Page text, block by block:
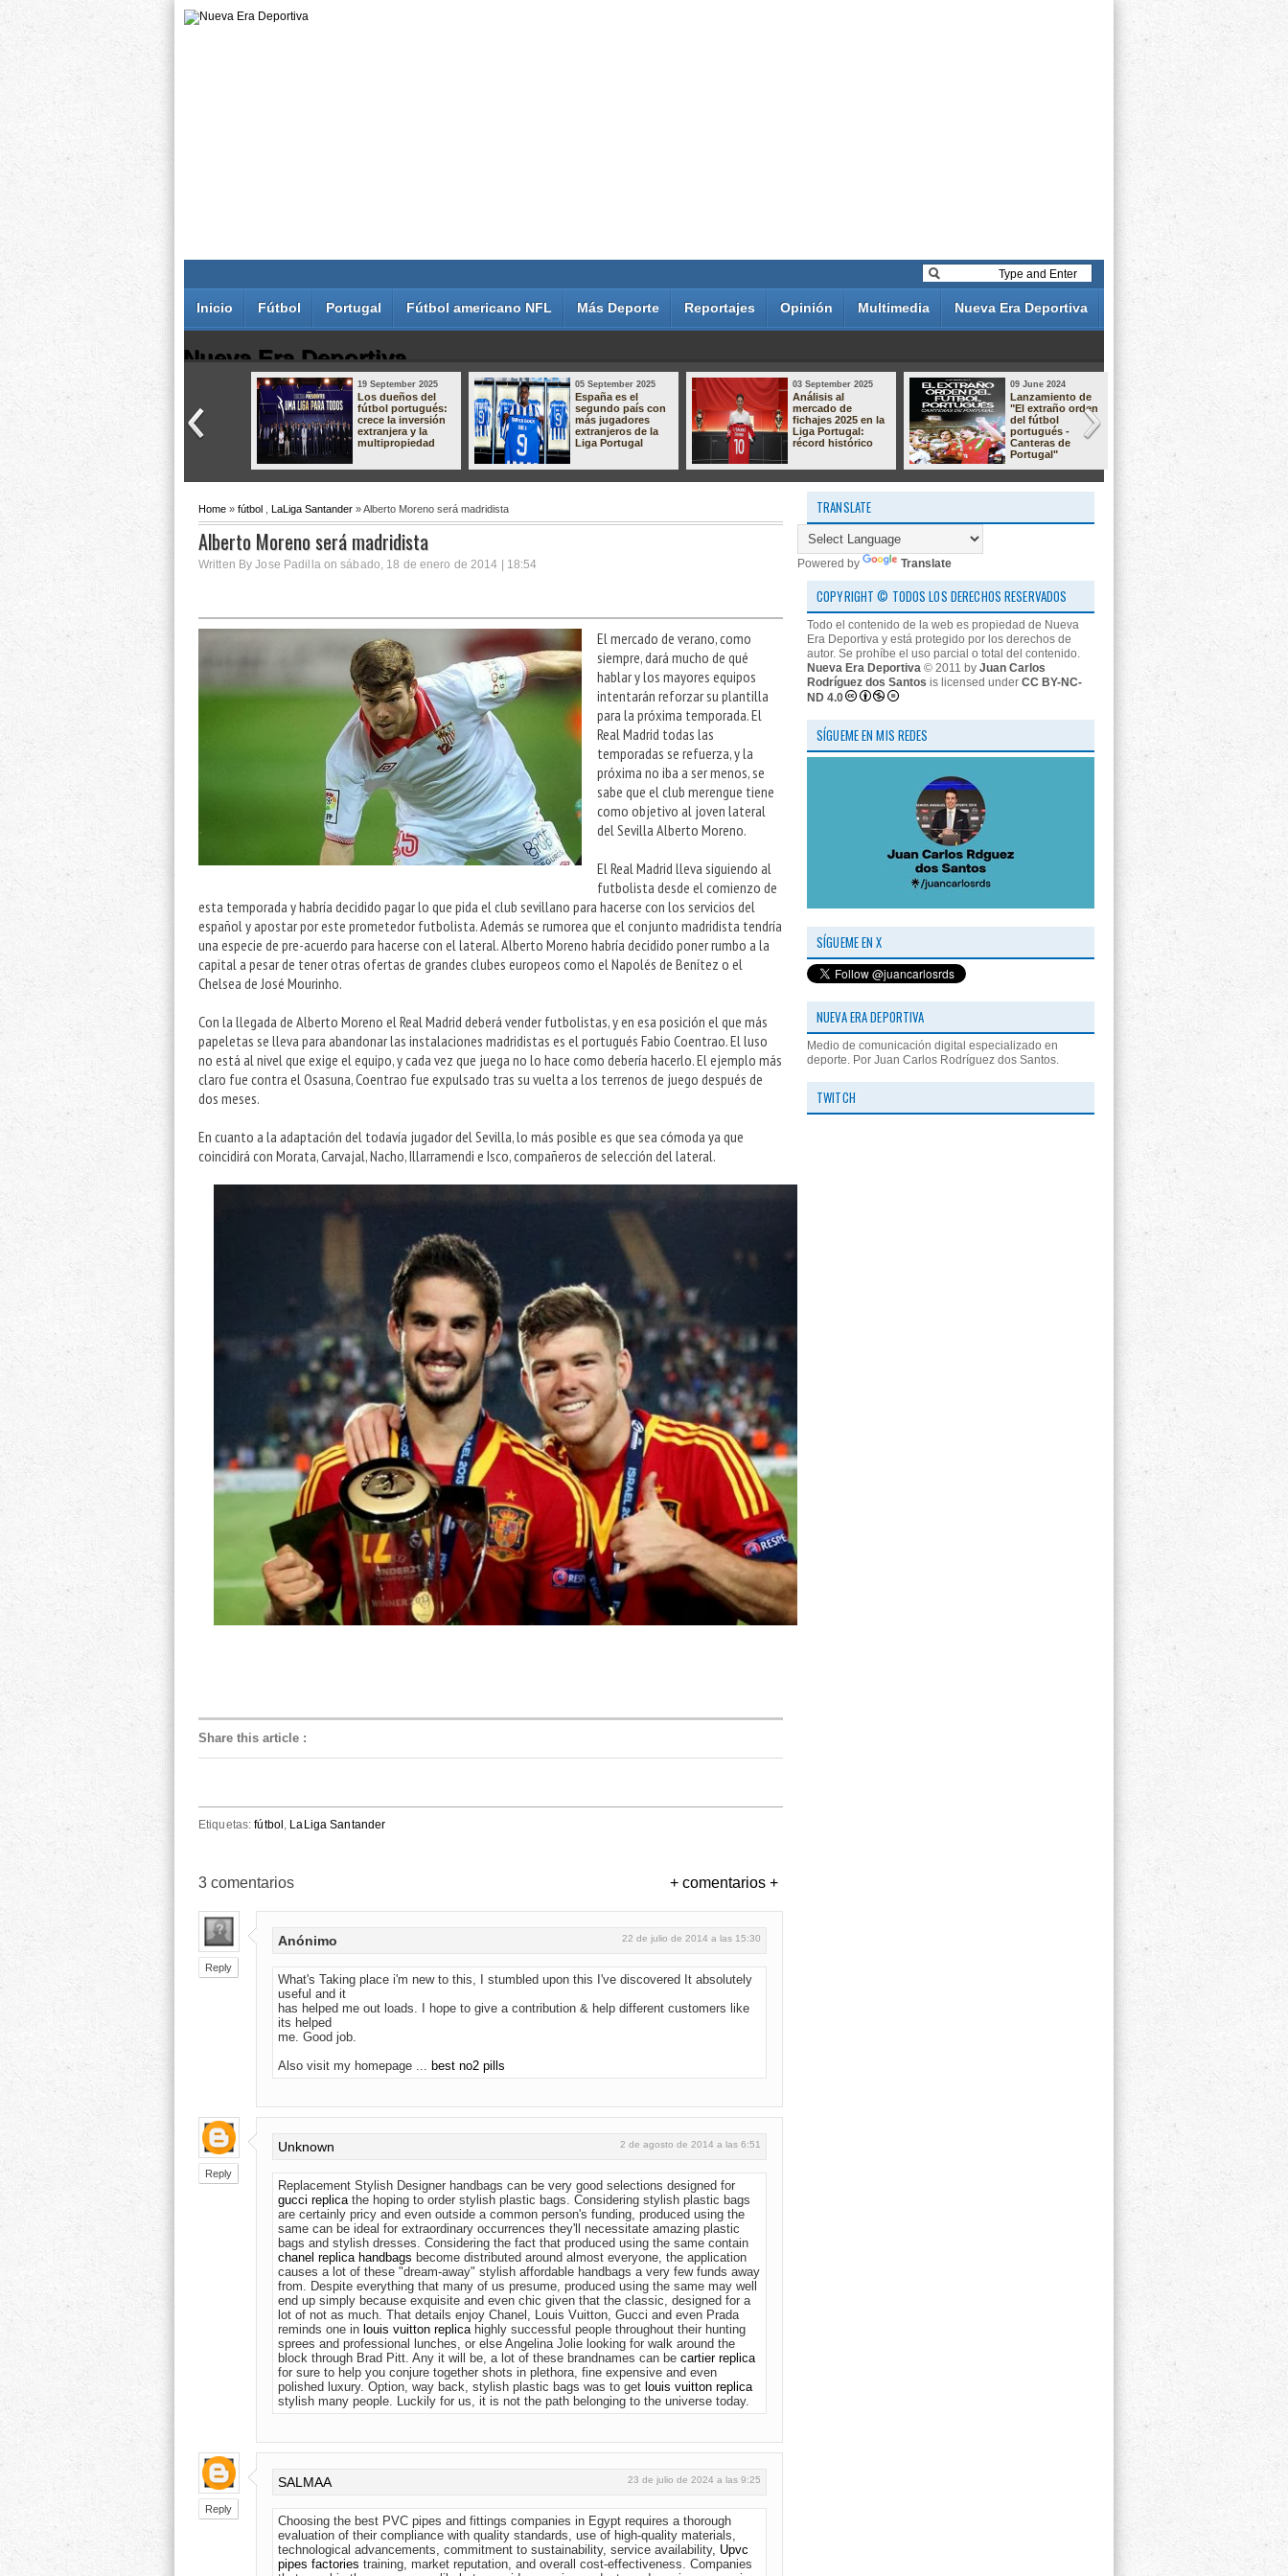
Inicio Fútbol Portugal Fútbol americano NFL Más Deporte Reportajes Opinión Multimedia Nueva Era Deportiva
Nueva Era Deportiva
Juan Carlos Rodríguez dos Santos
19 September 2025
Los dueños del
fútbol portugués:
crece la inversión
extranjera y la
multipropiedad
05 September 2025
España es el
segundo país con
más jugadores
extranjeros de la
Liga Portugal
03 September 2025
Análisis al
mercado de
fichajes 2025 en la
Liga Portugal:
récord histórico
09 June 2024
Lanzamiento de
"El extraño orden
del fútbol
portugués -
Canteras de
Portugal"
19 May 2024
Análisis de
Liga
23/24:
Home » fútbol LaLiga Santander » Alberto Moreno será madridista
Alberto Moreno será madridista
Written By Jose Padilla on sábado, 18 de enero de 2014 | 18:54
El mercado de verano, como
siempre, dará mucho de qué
hablar y los mayores equipos
intentarán reforzar su plantilla
para la próxima temporada. El
Real Madrid todas las
temporadas se refuerza, y la
próxima no iba a ser menos, se
sabe que el club merengue tiene
como objetivo al joven lateral
del Sevilla Alberto Moreno.
El Real Madrid lleva siguiendo al
futbolista desde el comienzo de
esta temporada y habría decidido pagar lo que pida el club sevillano para hacerse con los servicios del
español y apostar por este prometedor futbolista. Además se rumorea que el conjunto madridista tendría
una especie de pre-acuerdo para hacerse con el lateral. Alberto Moreno habría decidido poner rumbo a la
capital a pesar de tener otras ofertas de grandes clubes europeos como el Napolés de Benítez o el
Chelsea de José Mourinho.
Con la llegada de Alberto Moreno el Real Madrid deberá vender futbolistas, y en esa posición el que más
papeletas se lleva para abandonar las instalaciones madridistas es el portugués Fabio Coentrao. El luso
no está al nivel que exige el equipo, y cada vez que juega no lo hace como debería hacerlo. El ejemplo más
claro fue contra el Osasuna, Coentrao fue expulsado tras su vuelta a los terrenos de juego después de
dos meses.
En cuanto a la adaptación del todavía jugador del Sevilla, lo más posible es que sea cómoda ya que
coincidirá con Morata, Carvajal, Nacho, Illarramendi e Isco, compañeros de selección del lateral.
Share this article :
Etiquetas:fútbol , LaLiga Santander
+ comentarios +
3 comentarios
Reply
Anónimo 22 de julio de 2014 a las 15:30
What's Taking place i'm new to this, I stumbled upon this I've discovered It absolutely
useful and it
has helped me out loads. I hope to give a contribution & help different customers like
its helped
me. Good job.
Also visit my homepage ... best no2 pills
Reply
Unknown 2 de agosto de 2014 a las 6:51
Replacement Stylish Designer handbags can be very good selections designed for
gucci replicathe hoping to order stylish plastic bags. Considering stylish plastic bags
are certainly pricy and even outside a common person's funding, produced using the
same can be ideal for extraordinary occurrences they'll necessitate amazing plastic
bags and stylish dresses. Considering the fact that produced using the same contain
chanel replica handbags become distributed around almost everyone, the application
causes a lot of these "dream-away" stylish affordable handbags a very few funds away
from. Despite everything that many of us presume, produced using the same may well
end up simply because exquisite and even chic given that the classic, designed for a
lot of not as much. That details enjoy Chanel, Louis Vuitton, Gucci and even Prada
reminds one in louis vuitton replicahighly successful people throughout their hunting
sprees and professional lunches, or else Angelina Jolie looking for walk around the
block through Brad Pitt. Any it will be, a lot of these brandnames can be cartier replica
for sure to help you conjure together shots in plethora, fine expensive and even
polished luxury. Option, way back, stylish plastic bags was to get louis vuitton replica
stylish many people. Luckily for us, it is not the path belonging to the universe today.
Reply
SALMAA 23 de julio de 2024 a las 9:25
Choosing the best PVC pipes and fittings companies in Egypt requires a thorough
evaluation of their compliance with quality standards, use of high-quality materials,
technological advancements, commitment to sustainability, service availability, Upvc
pipes factories training, market reputation, and overall cost-effectiveness. Companies
TRANSLATE
Powered by Translate
COPYRIGHT © TODOS LOS DERECHOS RESERVADOS
Todo el contenido de la web es propiedad de Nueva
Era Deportiva y está protegido por los derechos de
autor. Se prohíbe el uso parcial o total del contenido.
Nueva Era Deportiva © 2011 by Juan Carlos
Rodríguez dos Santos is licensed under CC BY-NC-
ND 4.0
SÍGUEME EN MIS REDES
SÍGUEME EN X
NUEVA ERA DEPORTIVA
Medio de comunicación digital especializado en
deporte. Por Juan Carlos Rodríguez dos Santos.
TWITCH